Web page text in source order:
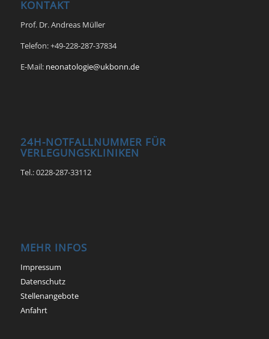
KONTAKT
Prof. Dr. Andreas Müller
Telefon: +49-228-287-37834
E-Mail: neonatologie@ukbonn.de
24H-NOTFALLNUMMER FÜR
VERLEGUNGSKLINIKEN
Tel.: 0228-287-33112
MEHR INFOS
Impressum
Datenschutz
Stellenangebote
Anfahrt